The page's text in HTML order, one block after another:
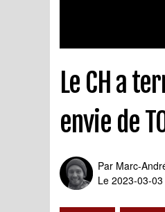
Le CH a
envie de
Par Marc-
Le 2023-03-03